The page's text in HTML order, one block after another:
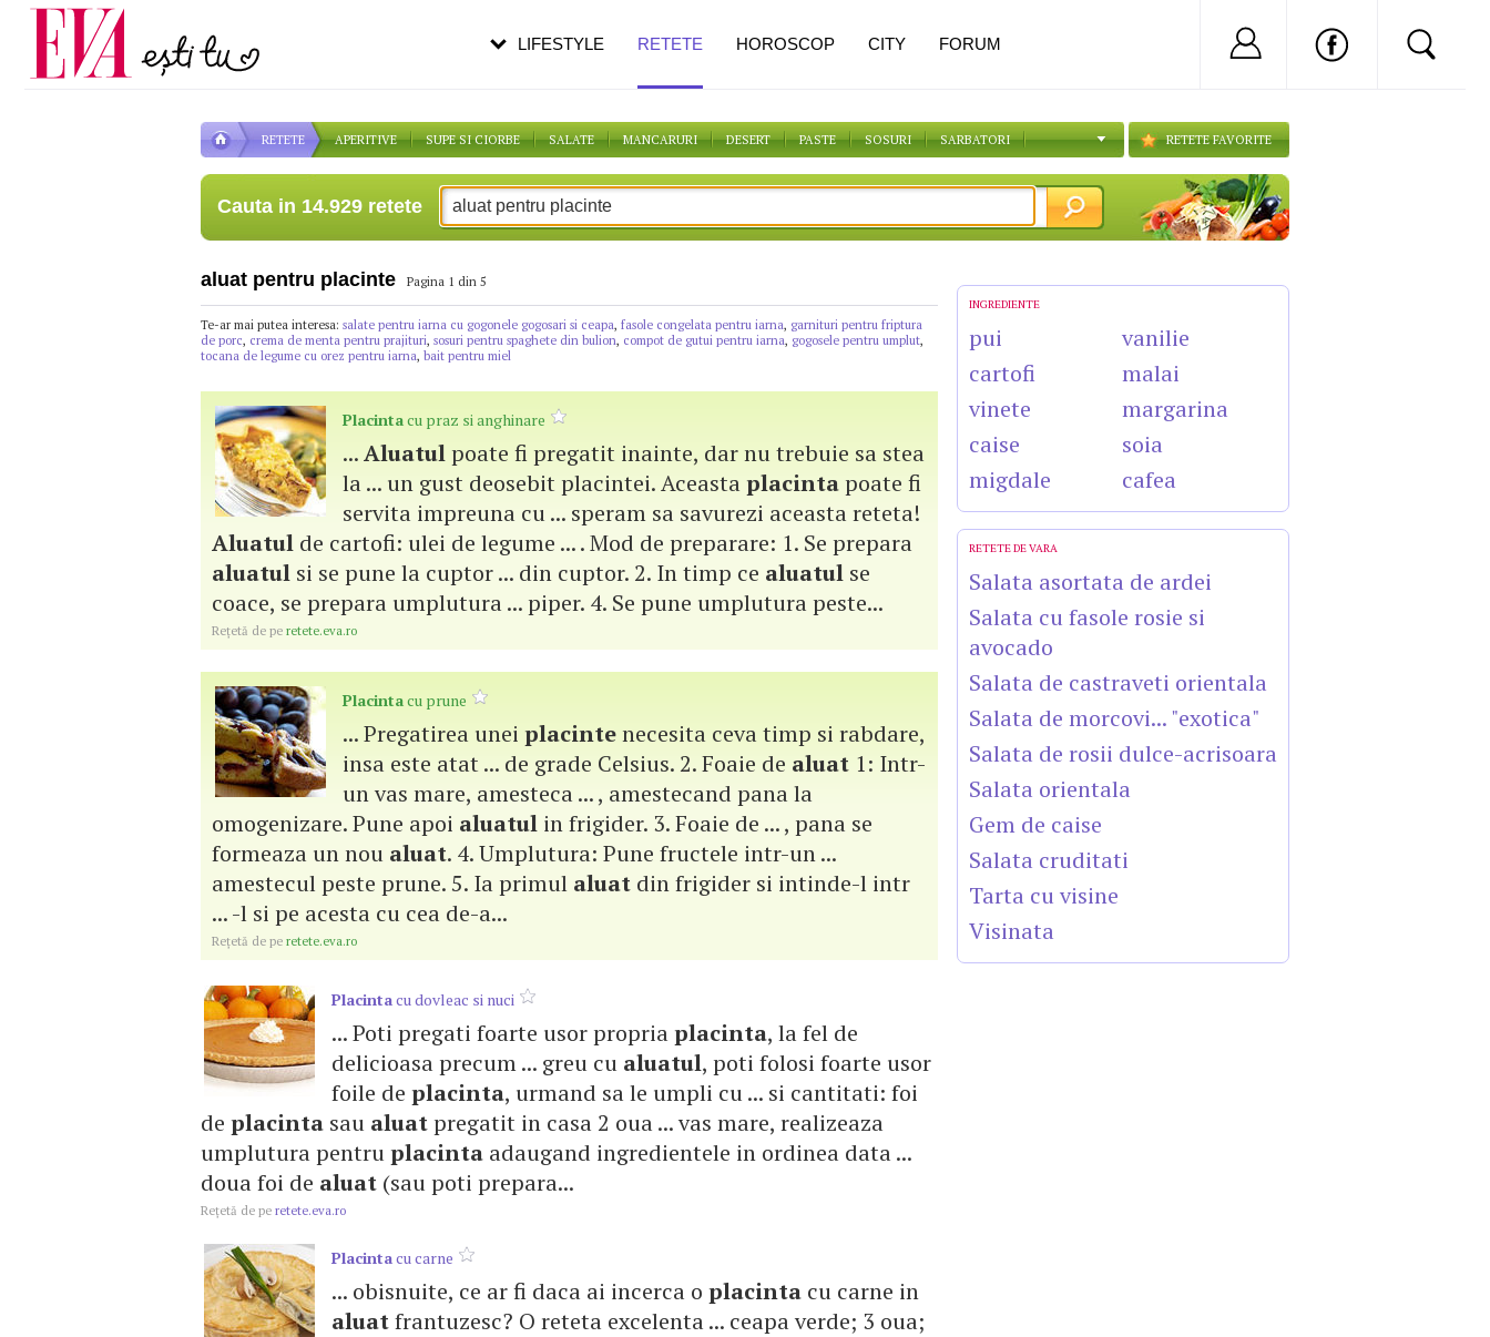
RETETE APERITIVE SUPE SI CIORBE SALATE MANCARURI DESERT PASTE SOSURI SARBATORI RETETE FAVORITE
Cauta in 14.929 retete
aluat pentru placinte Pagina 1 din 5
Te-ar mai putea interesa: salate pentru iarna cu gogonele gogosari si ceapa, fasole congelata pentru iarna, garnituri pentru friptura
de porc, crema de menta pentru prajituri, sosuri pentru spaghete din bulion, compot de gutui pentru iarna, gogosele pentru umplut,
tocana de legume cu orez pentru iarna, bait pentru miel
Placintacu praz si anghinare
...Aluatulpoate fi pregatit inainte, dar nu trebuie sa stea
la ... un gust deosebit placintei. Aceastaplacintapoate fi
servita impreuna cu ... speram sa savurezi aceasta reteta!
Aluatul de cartofi: ulei de legume ... . Mod de preparare: 1. Se prepara
aluatul si se pune la cuptor ... din cuptor. 2. In timp ce aluatul se
coace, se prepara umplutura ... piper. 4. Se pune umplutura peste...
Reţetă de pe retete.eva.ro
Placintacu prune
... Pregatirea unei placintenecesita ceva timp si rabdare,
insa este atat ... de grade Celsius. 2. Foaie de aluat 1: Intr-
un vas mare, amesteca ... , amestecand pana la
omogenizare. Pune apoi aluatul in frigider. 3. Foaie de ... , pana se
formeaza un nou aluat. 4. Umplutura: Pune fructele intr-un ...
amestecul peste prune. 5. Ia primul aluat din frigider si intinde-l intr
... -l si pe acesta cu cea de-a...
Reţetă de pe retete.eva.ro
Placintacu dovleac si nuci
... Poti pregati foarte usor propriaplacinta, la fel de
delicioasa precum ... greu cu aluatul, poti folosi foarte usor
foile de placinta, urmand sa le umpli cu ... si cantitati: foi
de placinta sau aluatpregatit in casa 2 oua ... vas mare, realizeaza
umplutura pentruplacinta adaugand ingredientele in ordinea data ...
doua foi de aluat (sau poti prepara...
Reţetă de pe retete.eva.ro
Placintacu carne
... obisnuite, ce ar fi daca ai incerca o placinta cu carne in
aluatfrantuzesc? O reteta excelenta ... ceapa verde; 3 oua;
INGREDIENTE
pui
cartofi
vinete
caise
migdale
vanilie
malai
margarina
soia
cafea
RETETE DE VARA
Salata asortata de ardei
Salata cu fasole rosie si
avocado
Salata de castraveti orientala
Salata de morcovi... "exotica"
Salata de rosii dulce-acrisoara
Salata orientala
Gem de caise
Salata cruditati
Tarta cu visine
Visinata
LIFESTYLE RETETE HOROSCOP CITY FORUM Nu ai cont?
Carieră
Actualitate